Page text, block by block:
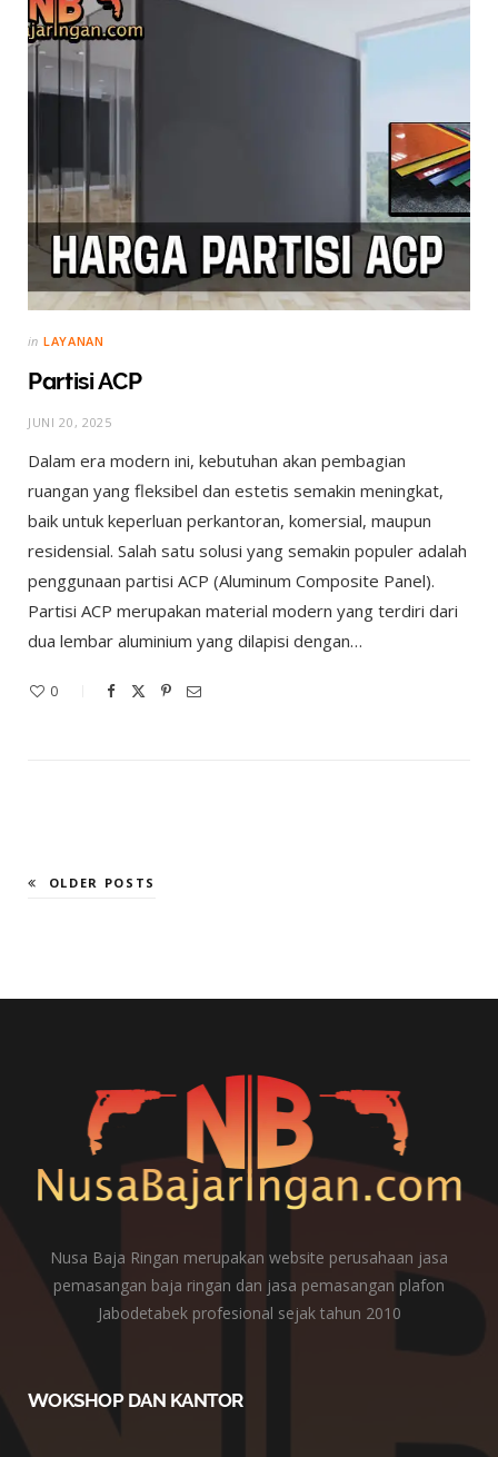
in LAYANAN
Partisi ACP
JUNI 20, 2025
Dalam era modern ini, kebutuhan akan pembagian
ruangan yang fleksibel dan estetis semakin meningkat,
baik untuk keperluan perkantoran, komersial, maupun
residensial. Salah satu solusi yang semakin populer adalah
penggunaan partisi ACP (Aluminum Composite Panel).
Partisi ACP merupakan material modern yang terdiri dari
dua lembar aluminium yang dilapisi dengan…
0
OLDER POSTS
Nusa Baja Ringan merupakan website perusahaan jasa
pemasangan baja ringan dan jasa pemasangan plafon
Jabodetabek profesional sejak tahun 2010
WOKSHOP DAN KANTOR